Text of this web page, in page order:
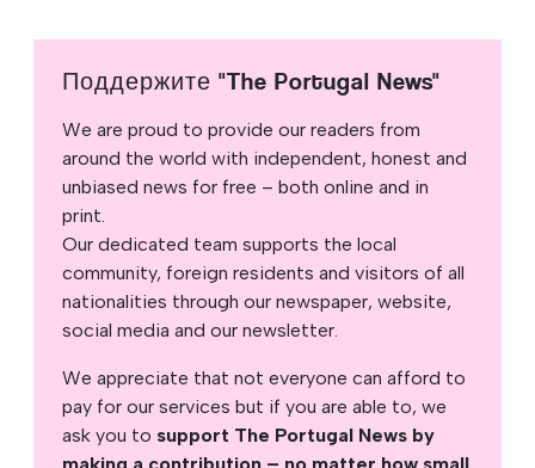
Поддержите "The Portugal News"
We are proud to provide our readers from
around the world with independent, honest and
unbiased news for free – both online and in
print.
Our dedicated team supports the local
community, foreign residents and visitors of all
nationalities through our newspaper, website,
social media and our newsletter.
We appreciate that not everyone can afford to
pay for our services but if you are able to, we
ask you to support The Portugal News by